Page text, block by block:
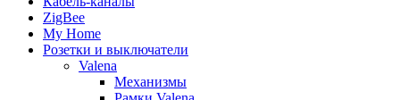
ZigBee
My Home
Розетки и выключатели
Valena
Механизмы